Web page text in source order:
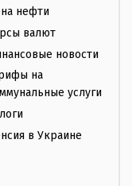
нефти
валют
новости
на
услуги
в Украине